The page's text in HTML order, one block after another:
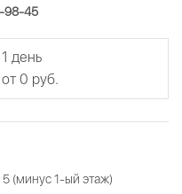
98-45
1 день
от 0 руб.
5 (минус 1-ый этаж)